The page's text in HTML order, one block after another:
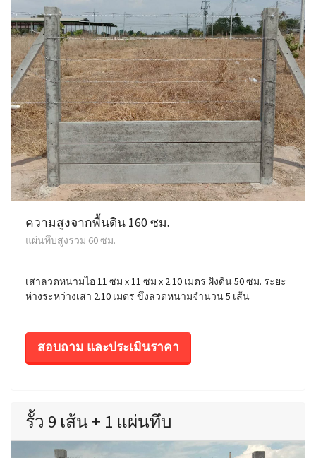
ความสูงจากพื้นดิน 160 ซม.
แผ่นทึบสูงรวม 60 ซม.
เสาลวดหนามไอ 11 ซม x 11 ซม x 2.10 เมตร ฝังดิน 50 ซม. ระยะ
ห่างระหว่างเสา 2.10 เมตร ขึงลวดหนามจำนวน 5 เส้น
สอบถาม และประเมินราคา
รั้ว 9 เส้น + 1 แผ่นทึบ